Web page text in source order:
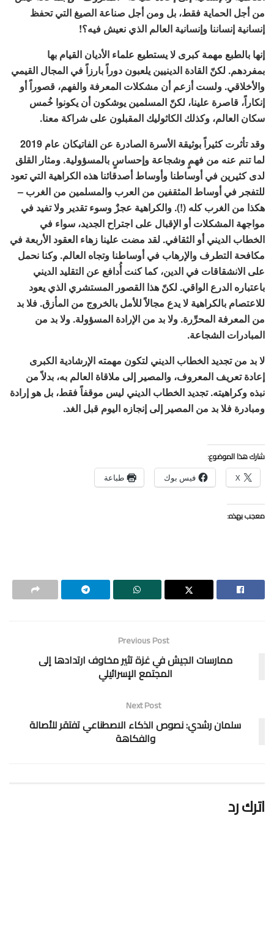
من أجل الحماية فقط، بل ومن أجل صناعة الصيغ التي تحفظ
إنسانية إنساننا وإنسانية العالم الذي نعيش فيه؟!
إنها بالطبع مهمة كبرى لا يستطيع علماء الأديان القيام بها
بمفردهم. لكنّ القادة الدينيين يلعبون دوراً بارزاً في المجال القيمي
والأخلاقي. ولست أزعم أن مشكلات المعرفة والفهم، قصوراً أو
إنكاراً، قاصرة علينا، لكنّ المسلمين يوشكون أن يكونوا خُمس
سكان العالم، وكذلك الكاثوليك المقبلون على شراكة معنا.
وقد تأثرت كثيراً بوثيقة الأسرة الصادرة عن الفاتيكان عام 2019
لما تنم عنه من فهمٍ وشجاعة وإحساسٍ بالمسؤولية. ومثار القلق
لدى كثيرين في أوساطنا وأوساط أصدقائنا هذه الكراهية التي تعود
للتفجر في أوساط المثقفين من العرب والمسلمين من الغرب –
هكذا من الغرب كله (!). والكراهية عجزٌ وسوء تقدير ولا تفيد في
مواجهة المشكلات أو الإقبال على اجتراح الجديد، سواء في
الخطاب الديني أو الثقافي. لقد مضت علينا زهاء العقود الأربعة في
مكافحة التطرف والإرهاب في أوساطنا وتجاه العالم. وكنا نحمل
على الانشقاقات في الدين، كما كنت أُدافع عن التقليد الديني
باعتباره الدرع الواقي. لكنّ هذا القصور المستشري الذي يعود
للاعتصام بالكراهية لا يدع مجالاً للأمل بالخروج من المأزق. فلا بد
من المعرفة المحرِّرة. ولا بد من الإرادة المسؤولة. ولا بد من
المبادرات الشجاعة.
لا بد من تجديد الخطاب الديني لتكون مهمته الإرشادية الكبرى
إعادة تعريف المعروف، والمصير إلى ملاقاة العالم به، بدلاً من
نبذه وكراهيته. تجديد الخطاب الديني ليس موقفاً فقط، بل هو إرادة
ومبادرة فلا بد من المصير إلى إنجازه اليوم قبل الغد.
شارك هذا الموضوع:
X فيس بوك طباعة
معجب بهذه:
Previous Post
ممارسات الجيش في غزة تثير مخاوف ارتدادها إلى
المجتمع الإسرائيلي
Next Post
سلمان رشدي: نصوص الذكاء الاصطناعي تفتقر للأصالة
والفكاهة
اترك رد